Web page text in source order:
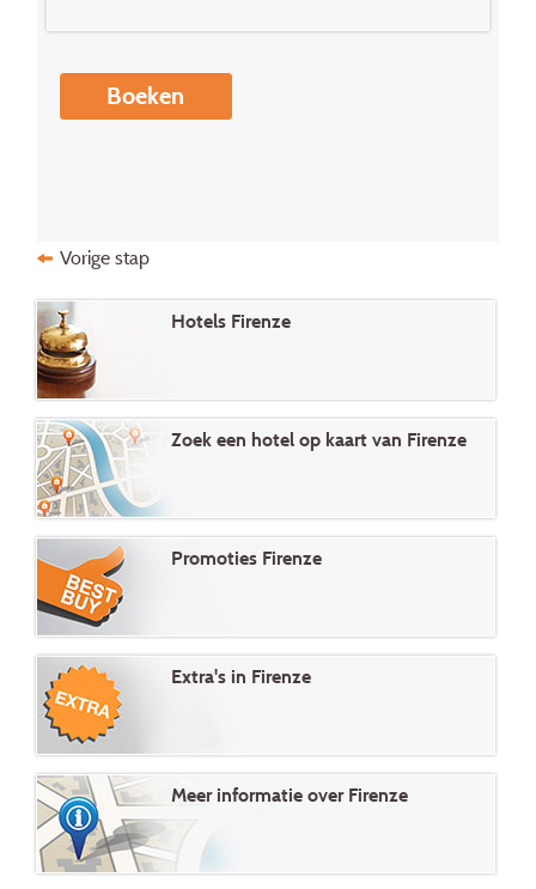
Boeken
Vorige stap
Hotels Firenze
Zoek een hotel op kaart van Firenze
Promoties Firenze
Extra's in Firenze
Meer informatie over Firenze